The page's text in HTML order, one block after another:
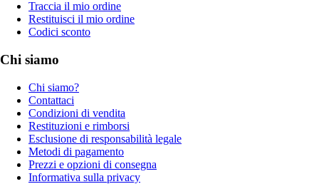
Traccia il mio ordine
Restituisci il mio ordine
Codici sconto
Chi siamo
Chi siamo?
Contattaci
Condizioni di vendita
Restituzioni e rimborsi
Esclusione di responsabilità legale
Metodi di pagamento
Prezzi e opzioni di consegna
Informativa sulla privacy